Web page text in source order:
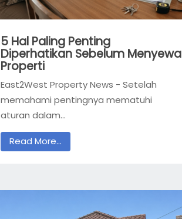
5 Hal Paling Penting
Diperhatikan Sebelum Menyewa
Properti
East2West Property News - Setelah
memahami pentingnya mematuhi
aturan dalam...
Read More...